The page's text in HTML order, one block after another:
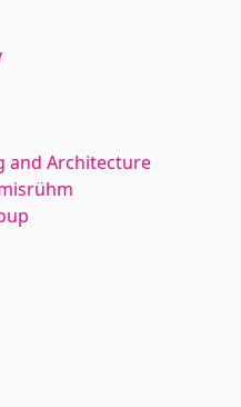
and Architecture